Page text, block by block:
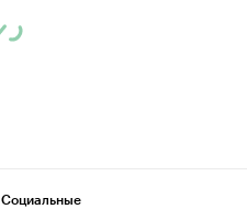
Социальные